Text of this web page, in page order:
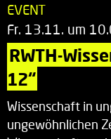
EVENT
Fr. 13.11. um
RWTH-
12“
Wissenschaft in
ungewöhnlichen